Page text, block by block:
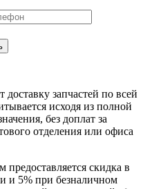
запчастей по всей
исходя из полной
без доплат за
отделения или офиса
скидка в
и 5% при безналичном